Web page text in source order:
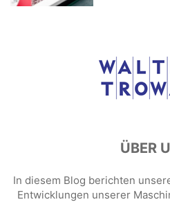
ÜBER
In diesem Blog berichten
Entwicklungen unserer